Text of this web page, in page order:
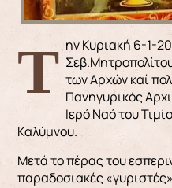
Την Κυριακή 6-1-2019, χοροστατούντος του των Αρχών καί
Πανηγυρικός
Ιερό Ναό του
Καλύμνου.
Μετά το πέρας του
παραδοσιακές